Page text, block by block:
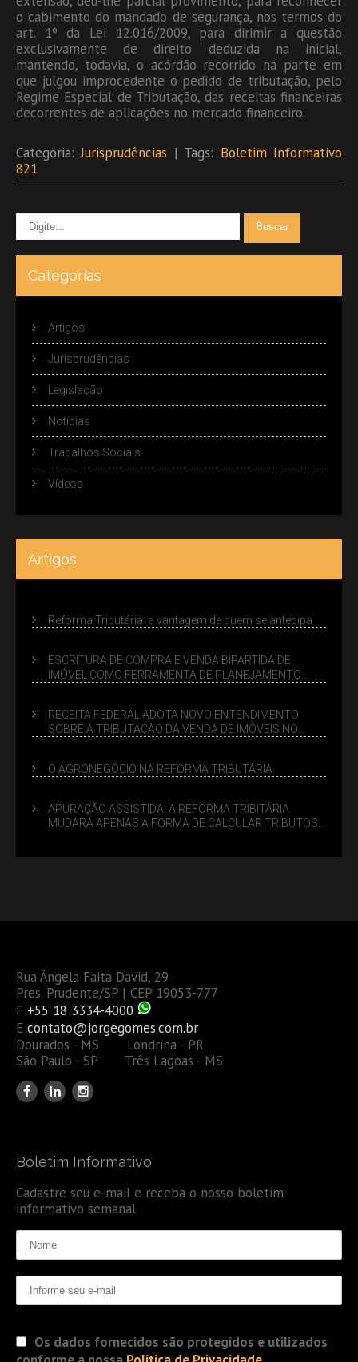
o cabimento do mandado de segurança, nos termos do
art. 1º da Lei 12.016/2009, para dirimir a questão
exclusivamente de direito deduzida na inicial,
mantendo, todavia, o acórdão recorrido na parte em
que julgou improcedente o pedido de tributação, pelo
Regime Especial de Tributação, das receitas financeiras
decorrentes de aplicações no mercado financeiro.
Categoria:Jurisprudências | Tags: Boletim Informativo
821
Categorias
Artigos
Jurisprudências
Legislação
Notícias
Trabalhos Sociais
Vídeos
Artigos
Reforma Tributária: a vantagem de quem se antecipa
ESCRITURA DE COMPRA E VENDA BIPARTIDA DE
IMÓVEL COMO FERRAMENTA DE PLANEJAMENTO
RECEITA FEDERAL ADOTA NOVO ENTENDIMENTO
SOBRE A TRIBUTAÇÃO DA VENDA DE IMÓVEIS NO
O AGRONEGÓCIO NA REFORMA TRIBUTÁRIA
APURAÇÃO ASSISTIDA: A REFORMA TRIBITÁRIA
MUDARÁ APENAS A FORMA DE CALCULAR TRIBUTOS
Rua Ângela Faita David, 29
Pres. Prudente/SP | CEP 19053-777
F +55 18 3334-4000
E contato@jorgegomes.com.br
Dourados - MS Londrina - PR
São Paulo - SP Três Lagoas - MS
Boletim Informativo
Cadastre seu e-mail e receba o nosso boletim
informativo semanal
Os dados fornecidos são protegidos e utilizados